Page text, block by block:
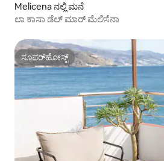
Melicena ನಲ್ಲಿ ಮನೆ
ಲಾ ಕಾಸಾ ಡೆಲ್ ಮಾರ್ ಮೆಲಿಸೆನಾ
ಸೂಪರ್‌ಹೋಸ್ಟ್
ಸೂಪರ್‌ಹೋಸ್ಟ್